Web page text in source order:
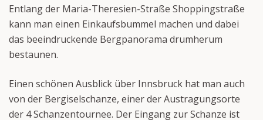
Entlang der Maria-Theresien-Straße Shoppingstraße
kann man einen Einkaufsbummel machen und dabei
das beeindruckende Bergpanorama drumherum
bestaunen.
Einen schönen Ausblick über Innsbruck hat man auch
von der Bergiselschanze, einer der Austragungsorte
der 4 Schanzentournee. Der Eingang zur Schanze ist